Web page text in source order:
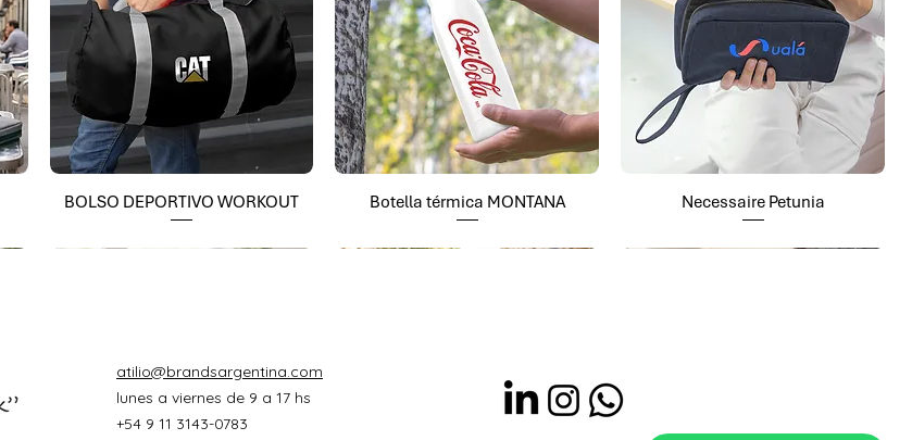
BOLSO DEPORTIVO WORKOUT Botella térmica MONTANA Necessaire Petunia
atilio@brandsargentina.com
lunes a viernes de 9 a 17 hs
+54 9 11 3143-0783